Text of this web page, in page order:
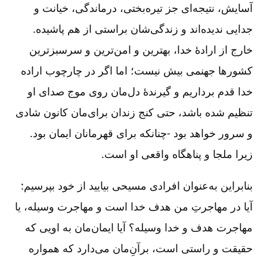
آسایش، نتیجه‌ای جز تیره‌بختی، درماندگی، خیانت و
جدایی ندیده‌اند و زندگی‌شان براستی از هم پاشیده.
خارج از ارادۀ خدا، بهترین و امن‌ترین و سرسبزترین
كشورها جهنمی بیش نیست؛ اما اگر در چارچوب اراده
خدا قدم برداریم و گیرندۀ دل‌مان روی موج صدای او
تنظیم شده باشد، حتی كنج زندان برای‌مان كانون شادی
و سرور خواهد بود -چنانكه برای قهرمانان ایمان بود.
زیرا ملجا و پناهگاه واقعی او است.
بنابراین به‌عنوان افرادی مسیحی بیایید از خود بپرسیم:
آیا در مهاجرتِ من هدف خدا است و مهاجرت وسیله، یا
مهاجرت هدف و خدا وسیله؟ آیا ایمان‌‌مان به اویی كه
حقیقت و راستی است، برآنِ‌مان می‌دارد كه همواره